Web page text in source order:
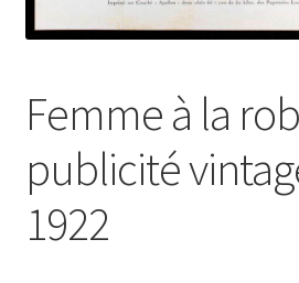
Femme à la
publicité
1922